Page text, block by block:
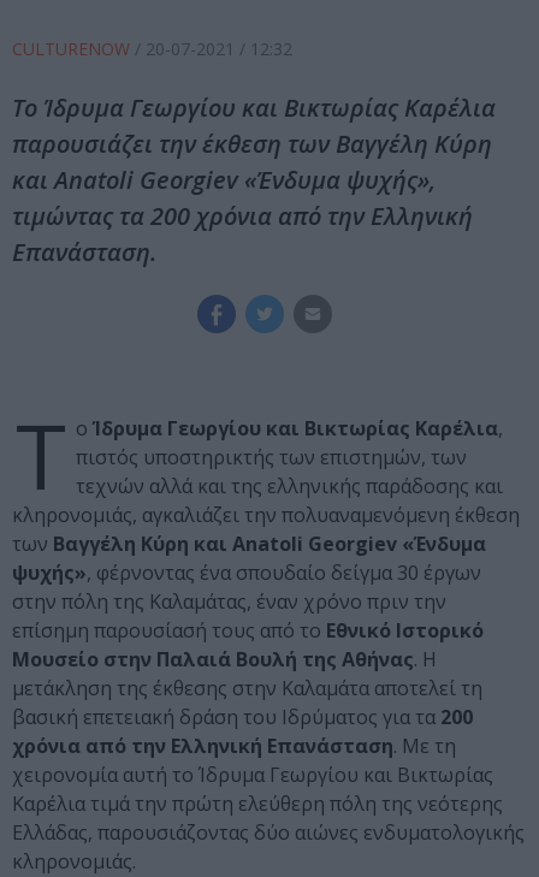
CULTURENOW / 20-07-2021 / 12:32
Το Ίδρυμα Γεωργίου και Βικτωρίας Καρέλια
παρουσιάζει την έκθεση των Βαγγέλη Κύρη
και Anatoli Georgiev «Ένδυμα ψυχής»,
τιμώντας τα 200 χρόνια από την Ελληνική
Επανάσταση.
Τ ο Ίδρυμα Γεωργίου και Βικτωρίας Καρέλια,
πιστός υποστηρικτής των επιστημών, των
τεχνών αλλά και της ελληνικής παράδοσης και
κληρονομιάς, αγκαλιάζει την πολυαναμενόμενη έκθεση
των Βαγγέλη Κύρη και Anatoli Georgiev «Ένδυμα
ψυχής», φέρνοντας ένα σπουδαίο δείγμα 30 έργων
στην πόλη της Καλαμάτας, έναν χρόνο πριν την
επίσημη παρουσίασή τους από το Εθνικό Ιστορικό
Μουσείο στην Παλαιά Βουλή της Αθήνας. Η
μετάκληση της έκθεσης στην Καλαμάτα αποτελεί τη
βασική επετειακή δράση του Ιδρύματος για τα 200
χρόνια από την Ελληνική Επανάσταση. Με τη
χειρονομία αυτή το Ίδρυμα Γεωργίου και Βικτωρίας
Καρέλια τιμά την πρώτη ελεύθερη πόλη της νεότερης
Ελλάδας, παρουσιάζοντας δύο αιώνες ενδυματολογικής
κληρονομιάς.